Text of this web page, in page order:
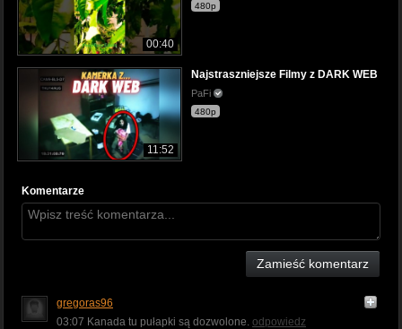
00:40
480p
11:52
Najstraszniejsze Filmy z DARK WEB
PaFi
480p
Komentarze
Zamieść komentarz
gregoras96
03:07 Kanada tu pułapki są dozwolone. odpowiedz